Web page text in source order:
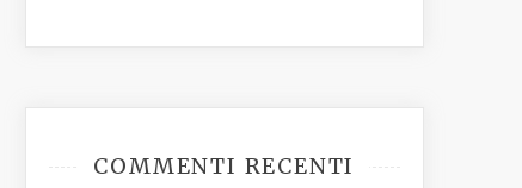
COMMENTI RECENTI